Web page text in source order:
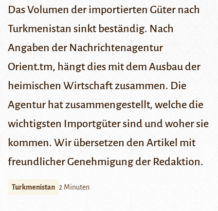
Das Volumen der importierten Güter nach
Turkmenistan sinkt beständig. Nach
Angaben der Nachrichtenagentur
Orient.tm, hängt dies mit dem Ausbau der
heimischen Wirtschaft zusammen. Die
Agentur hat zusammengestellt, welche die
wichtigsten Importgüter sind und woher sie
kommen. Wir übersetzen den Artikel mit
freundlicher Genehmigung der Redaktion.
Turkmenistan 2 Minuten